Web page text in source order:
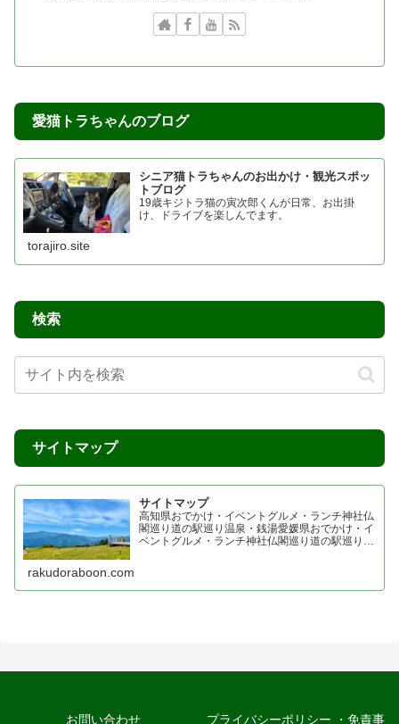
愛猫トラちゃんのブログ
シニア猫トラちゃんのお出かけ・観光スポッ
トブログ
19歳キジトラ猫の寅次郎くんが日常、お出掛
け、ドライブを楽しんでます。
torajiro.site
検索
サイトマップ
サイトマップ
高知県おでかけ・イベントグルメ・ランチ神社仏
閣巡り道の駅巡り温泉・銭湯愛媛県おでかけ・イ
ベントグルメ・ランチ神社仏閣巡り道の駅巡り温
rakudoraboon.com
お問い合わせ プライバシーポリシー ・免責事